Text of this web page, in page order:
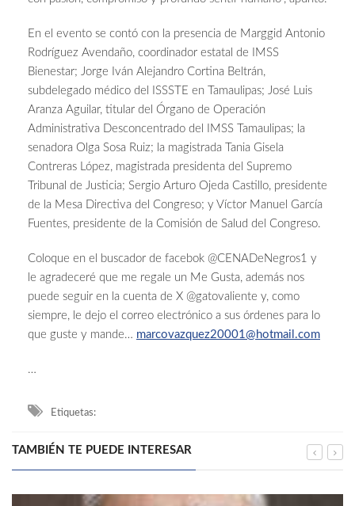
En el evento se contó con la presencia de Marggid Antonio
Rodríguez Avendaño, coordinador estatal de IMSS
Bienestar; Jorge Iván Alejandro Cortina Beltrán,
subdelegado médico del ISSSTE en Tamaulipas; José Luis
Aranza Aguilar, titular del Órgano de Operación
Administrativa Desconcentrado del IMSS Tamaulipas; la
senadora Olga Sosa Ruiz; la magistrada Tania Gisela
Contreras López, magistrada presidenta del Supremo
Tribunal de Justicia; Sergio Arturo Ojeda Castillo, presidente
de la Mesa Directiva del Congreso; y Víctor Manuel García
Fuentes, presidente de la Comisión de Salud del Congreso.
Coloque en el buscador de facebok @CENADeNegros1 y
le agradeceré que me regale un Me Gusta, además nos
puede seguir en la cuenta de X @gatovaliente y, como
siempre, le dejo el correo electrónico a sus órdenes para lo
que guste y mande… marcovazquez20001@hotmail.com
…
Etiquetas:
TAMBIÉN TE PUEDE INTERESAR